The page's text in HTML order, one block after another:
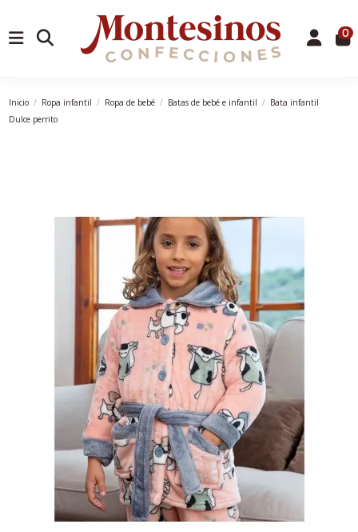
0
Inicio Ropa infantil Ropa de bebé Batas de bebé e infantil
Bata infantil
Dulce perrito